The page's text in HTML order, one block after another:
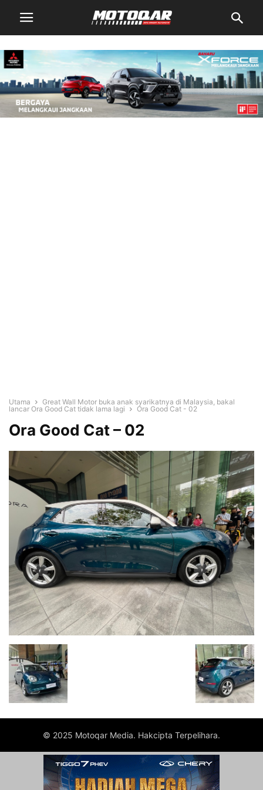
Utama
Great Wall Motor buka anak syarikatnya di Malaysia, bakal
lancar Ora Good Cat tidak lama lagi
Ora Good Cat - 02
Ora Good Cat – 02
© 2025 Motoqar Media. Hakcipta Terpelihara.